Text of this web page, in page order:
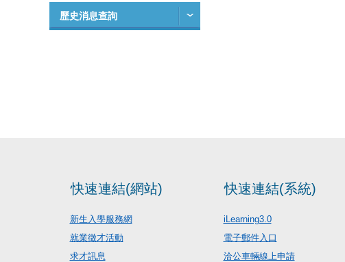
歷史消息查詢
快速連結(網站)
新生入學服務網
就業徵才活動
求才訊息
快速連結(系統)
iLearning3.0
電子郵件入口
洽公車輛線上申請